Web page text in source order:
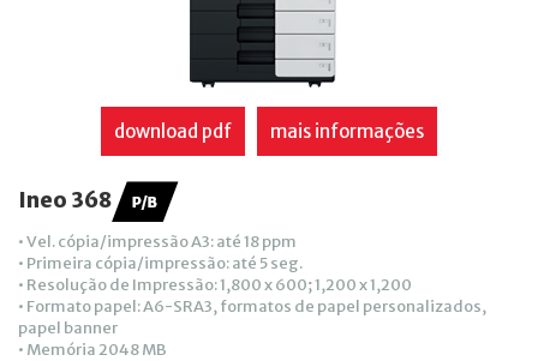
download pdf mais informações
Ineo 368
• Vel. cópia/impressão A3: até 18 ppm
• Primeira cópia/impressão: até 5 seg.
• Resolução de Impressão: 1,800 x 600; 1,200 x 1,200
• Formato papel: A6-SRA3, formatos de papel personalizados,
papel banner
• Memória 2048 MB